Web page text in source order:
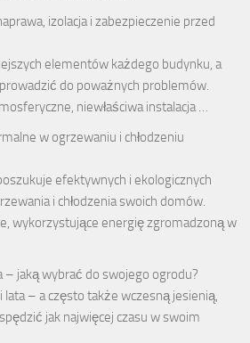
izolacja i zabezpieczenie przed
elementów każdego budynku, a
do poważnych problemów.
niewłaściwa instalacja …
w ogrzewaniu i chłodzeniu
efektywnych i ekologicznych
i chłodzenia swoich domów.
wykorzystujące energię zgromadzoną w
– jaką wybrać do swojego ogrodu?
lata – a często także wczesną jesienią,
jak najwięcej czasu w swoim